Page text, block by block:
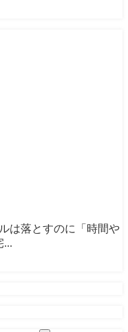
は落とすのに「時間や
...